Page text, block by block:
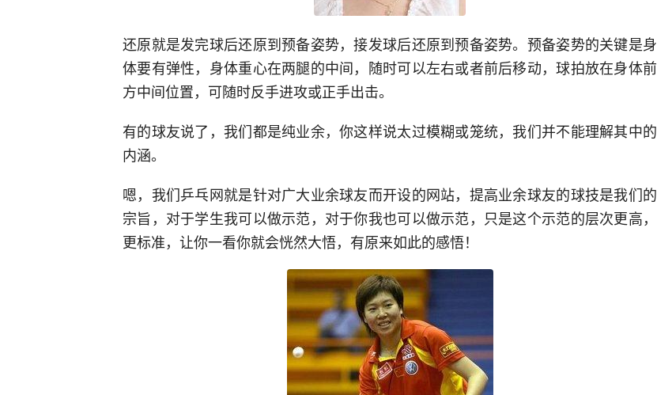
还原就是发完球后还原到预备姿势，接发球后还原到预备姿势。预备姿势的关键是身
体要有弹性，身体重心在两腿的中间，随时可以左右或者前后移动，球拍放在身体前
方中间位置，可随时反手进攻或正手出击。
有的球友说了，我们都是纯业余，你这样说太过模糊或笼统，我们并不能理解其中的
内涵。
嗯，我们乒乓网就是针对广大业余球友而开设的网站，提高业余球友的球技是我们的
宗旨，对于学生我可以做示范，对于你我也可以做示范，只是这个示范的层次更高，
更标准，让你一看你就会恍然大悟，有原来如此的感悟！